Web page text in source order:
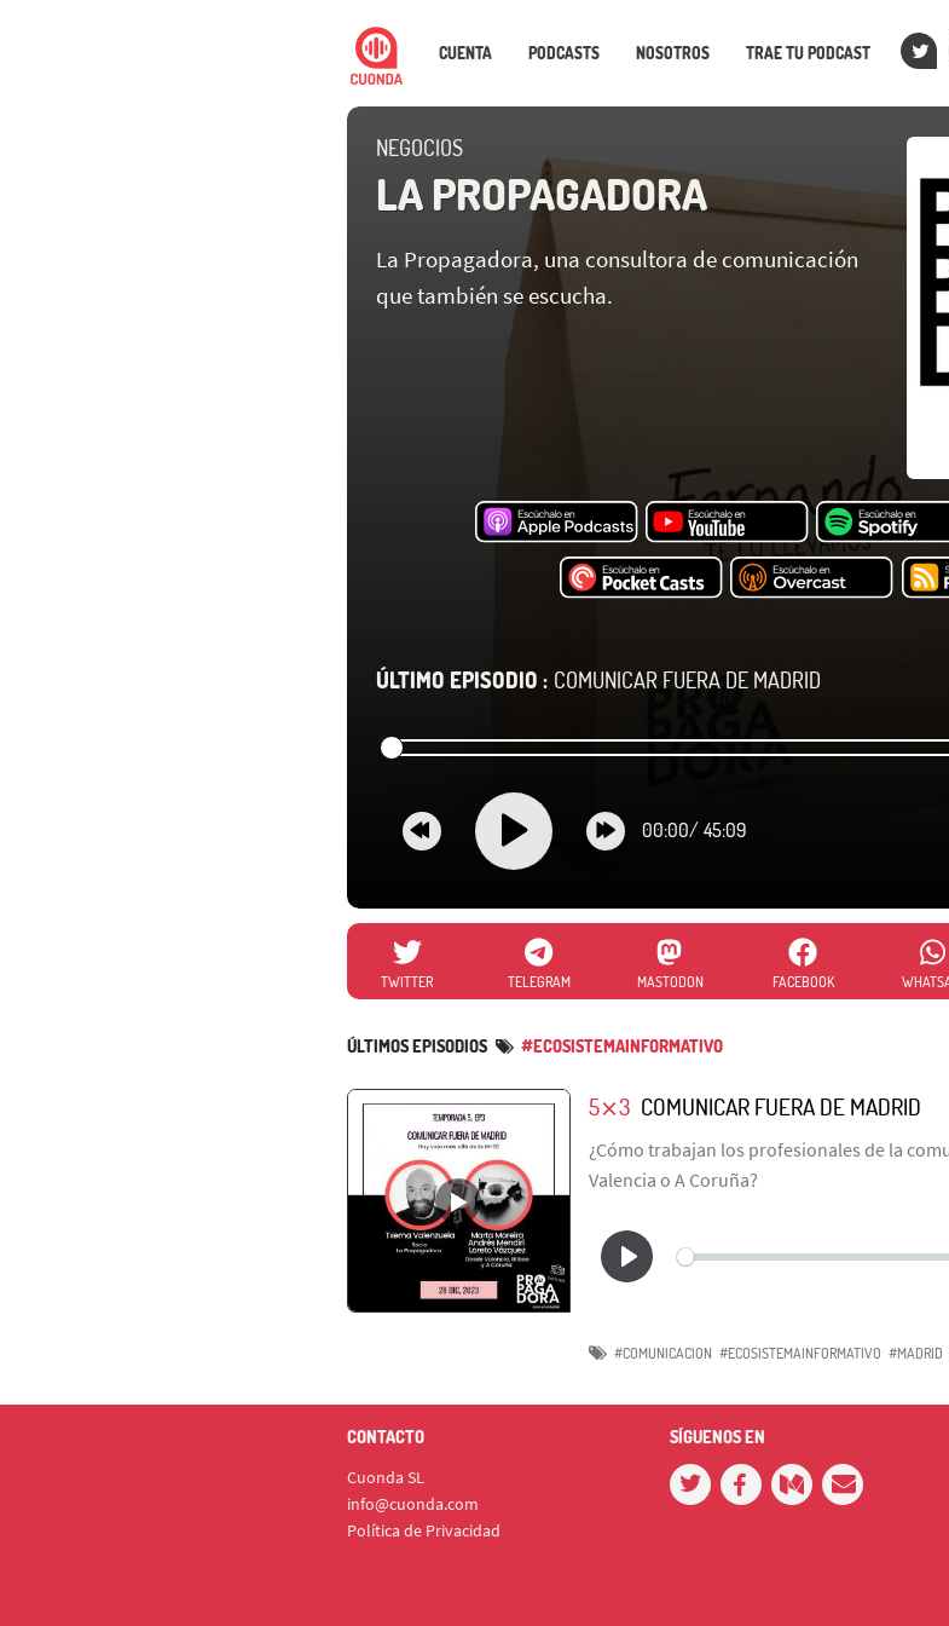
CUENTA PODCASTS NOSOTROS TRAE TU PODCAST
NEGOCIOS
LA PROPAGADORA
La Propagadora, una consultora de comunicación
que también se escucha.
ÚLTIMO EPISODIO : COMUNICAR FUERA DE MADRID
00:00/ 45:09
TWITTER TELEGRAM MASTODON FACEBOOK
ÚLTIMOS EPISODIOS #ECOSISTEMAINFORMATIVO
5⨯3 COMUNICAR FUERA DE MADRID
¿Cómo trabajan los profesionales de la
Valencia o A Coruña?
#COMUNICACION #ECOSISTEMAINFORMATIVO #MADRID
CONTACTO
Cuonda SL
info@cuonda.com
Política de Privacidad
SÍGUENOS EN